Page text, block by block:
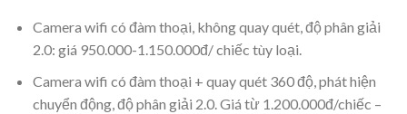
Camera wifi có đàm thoại, không quay quét, độ phân giải
2.0: giá 950.000-1.150.000đ/ chiếc tùy loại.
Camera wifi có đàm thoại + quay quét 360 độ, phát hiện
chuyển động, độ phân giải 2.0. Giá từ 1.200.000đ/chiếc –